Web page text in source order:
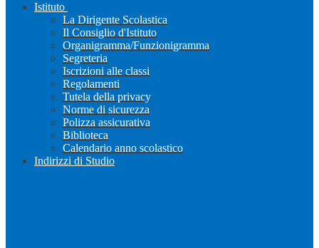
Istituto
La Dirigente Scolastica
Il Consiglio d'Istituto
Organigramma/Funzionigramma
Segreteria
Iscrizioni alle classi
Regolamenti
Tutela della privacy
Norme di sicurezza
Polizza assicurativa
Biblioteca
Calendario anno scolastico
Indirizzi di Studio